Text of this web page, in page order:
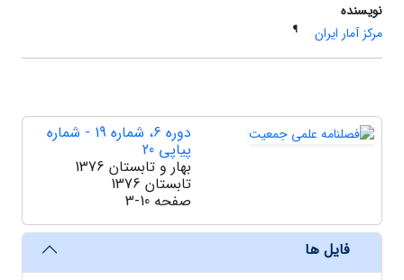
نویسنده
مرکز آمار ایران
¶
دوره 6، شماره 19 - شماره
پیاپی 20
بهار و تابستان 1376
تابستان 1376
صفحه 3-10
فایل ها